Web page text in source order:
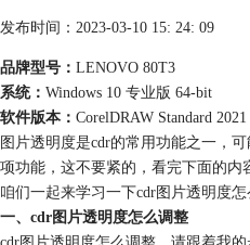
下载
购买
发布时间：2023-03-10 15: 24: 09
品牌型号： LENOVO 80T3
系统： Windows 10 专业版 64-bit
软件版本： CorelDRAW Standard
图片透明度是cdr的常用功能之一，
项功能，这不要紧的，看完下面的
咱们一起来学习一下cdr图片透明度
一、cdr图片透明度怎么调整